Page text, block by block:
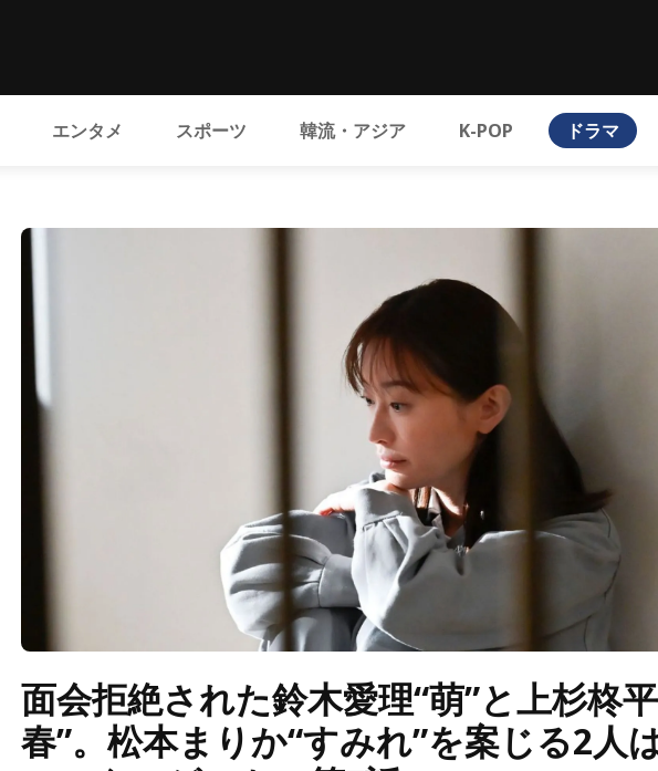
エンタメ スポーツ 韓流・アジア K-POP ドラマ
面会拒絶された鈴木愛理“萌”と上杉柊
春”。松本まりか“すみれ”を案じる2人